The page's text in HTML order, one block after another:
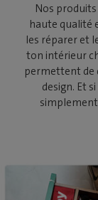
Nos
haute qualité
les réparer et
ton intérieur
permettent de
design. Et